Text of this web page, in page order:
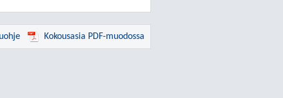
Kokousasia PDF-muodossa